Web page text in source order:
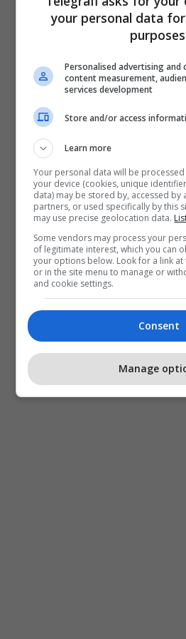
Kru Prishtina Prishtina Lokale
Liqeni I Batllavës
Prishtina
your personal data
Personalised advertising
content measurement,
services development
Store and/or access
Learn more
Your personal data will be
your device (cookies, unique
data) may be stored by, accessed by
partners, or used specifically by this
may use precise geolocation data.
Some vendors may process your
of legitimate interest, which you can
your options below. Look for a link
or in the site menu to manage or
and cookie settings.
Consent
Manage